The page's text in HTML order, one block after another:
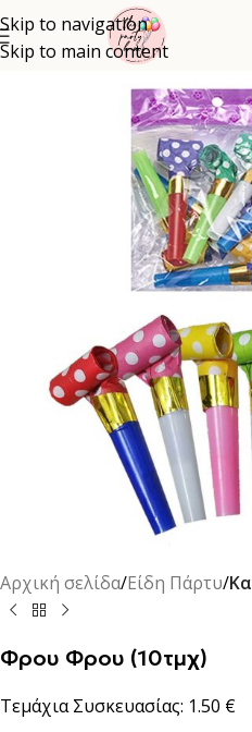
Skip to navigation
Skip to main content
Αρχική σελίδα Είδη Πάρτυ
Φρου Φρου (10τμχ)
Τεμάχια Συσκευασίας: 1.50 €